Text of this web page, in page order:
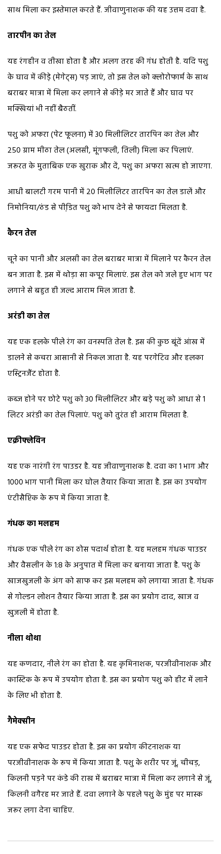
साथ मिला कर इस्तेमाल करते हैं. जीवाणुनाशक की यह उत्तम दवा है.
तारपीन का तेल
यह रंगहीन व तीखा होता है और अलग तरह की गंध होती है. यदि पशु
के घाव में कीडे़ (मेगेट्स) पड़ जाएं, तो इस तेल को क्लोरोफार्म के साथ
बराबर मात्रा में मिला कर लगाने से कीड़े मर जाते हैं और घाव पर
मक्खियां भी नहीं बैठतीं.
पशु को अफरा (पेट फूलना) में 30 मिलीलिटर तारपिन का तेल और
250 ग्राम मीठा तेल (अलसी, मूंगफली, तिली) मिला कर पिलाएं.
जरूरत के मुताबिक एक खुराक और दें, पशु का अफरा खत्म हो जाएगा.
आधी बालटी गरम पानी में 20 मिलीलिटर तारपिन का तेल डालें और
निमोनिया/ठंड से पीडि़त पशु को भाप देने से फायदा मिलता है.
कैरन तेल
चूने का पानी और अलसी का तेल बराबर मात्रा में मिलाने पर कैरन तेल
बन जाता है. इस में थोड़ा सा कपूर मिलाएं. इस तेल को जले हुए भाग पर
लगाने से बहुत ही जल्द आराम मिल जाता है.
अरंडी का तेल
यह एक हलके पीले रंग का वनस्पति तेल है. इस की कुछ बूंदें आंख में
डालने से कचरा आसानी से निकल जाता है. यह परगेटिव और हलका
एस्ट्रिनजैंट होता है.
कब्ज होने पर छोटे पशु को 30 मिलीलिटर और बडे़ पशु को आधा से 1
लिटर अरंडी का तेल पिलाएं. पशु को तुरंत ही आराम मिलता है.
एक्रीफ्लेविन
यह एक नारंगी रंग पाउडर है. यह जीवाणुनाशक है. दवा का 1 भाग और
1000 भाग पानी मिला कर घोल तैयार किया जाता है. इस का उपयोग
एंटीसैप्टिक के रूप में किया जाता है.
गंधक का मलहम
गंधक एक पीले रंग का ठोस पदार्थ होता है. यह मलहम गंधक पाउडर
और वैसलीन के 1:8 के अनुपात में मिला कर बनाया जाता है. पशु के
खाजखुजली के अंग को साफ कर इस मलहम को लगाया जाता है. गंधक
से गोल्डन लोशन तैयार किया जाता है. इस का प्रयोग दाद, खाज व
खुजली में होता है.
नीला थोथा
यह कणदार, नीले रंग का होता है. यह कृमिनाशक, परजीवीनाशक और
कास्टिक के रूप में उपयोग होता है. इस का प्रयोग पशु को हीट में लाने
के लिए भी होता है.
गैमेक्सीन
यह एक सफेद पाउडर होता है. इस का प्रयोग कीटनाशक या
परजीवीनाशक के रूप में किया जाता है. पशु के शरीर पर जूं, चीचड़,
किलनी पड़ने पर कंडे की राख में बराबर मात्रा में मिला कर लगाने से जूं,
किलनी वगैरह मर जाते हैं. दवा लगाने के पहले पशु के मुंह पर मास्क
जरूर लगा देना चाहिए.